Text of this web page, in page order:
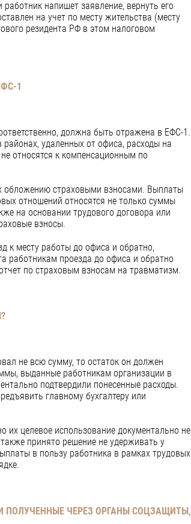
напишет заявление, вернуть его
на учет по месту жительства (месту
резидента РФ в этом налоговом
1
должна быть отражена в ЕФС-1.
удаленных от офиса, расходы на
относятся к компенсационным по
обложению страховыми взносами. Выплаты
отношений относятся не только суммы
на основании трудового договора или
взносы.
к месту работы до офиса и обратно,
работникам проезда до офиса и обратно
по страховым взносам на травматизм.
не всю сумму, то остаток он должен
выданные работникам организации в
подтвердили понесенные расходы.
главному бухгалтеру или
их целевое использование документально не
принято решение не удерживать у
в пользу работника в рамках трудовых
ЧЕРЕЗ ОРГАНЫ СОЦЗАЩИТЫ,